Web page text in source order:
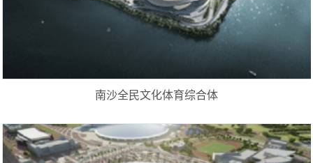
南沙全民文化体育综合体